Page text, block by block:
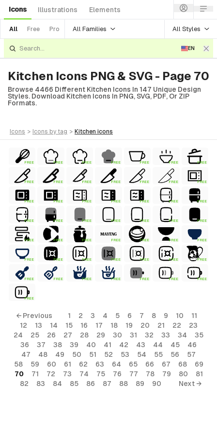
Icons Illustrations Elements
All Free Pro All Families All Styles
EN
Kitchen Icons PNG & SVG - Page 70
Browse 4466 Different Kitchen Icons In 147 Unique Design
Styles. Download Kitchen Icons In PNG, SVG, PDF, Or ZIP
Formats.
icons > icons by tag > kitchen icons
FREE FREE FREE FREE FREE FREE FREE
FREE FREE FREE FREE FREE FREE FREE
FREE FREE FREE FREE FREE FREE FREE
FREE FREE FREE FREE FREE FREE FREE
FREE FREE FREE FREE FREE FREE FREE
FREE FREE FREE FREE FREE FREE FREE
FREE FREE FREE FREE FREE FREE FREE
FREE
← Previous 1 2 3 4 5 6 7 8 9 10
11
12
13 14 15 16 17 18 19 20 21 22
23
24
25 26 27 28 29 30 31 32 33 34
35
36
37 38 39 40 41 42 43 44 45
46
47
48 49 50 51 52 53 54 55 56
57
58
59 60 61 62 63 64 65 66 67 68
69
70
71 72 73 74 75 76 77 78 79 80
81
82
83 84 85 86 87 88 89 90 Next →